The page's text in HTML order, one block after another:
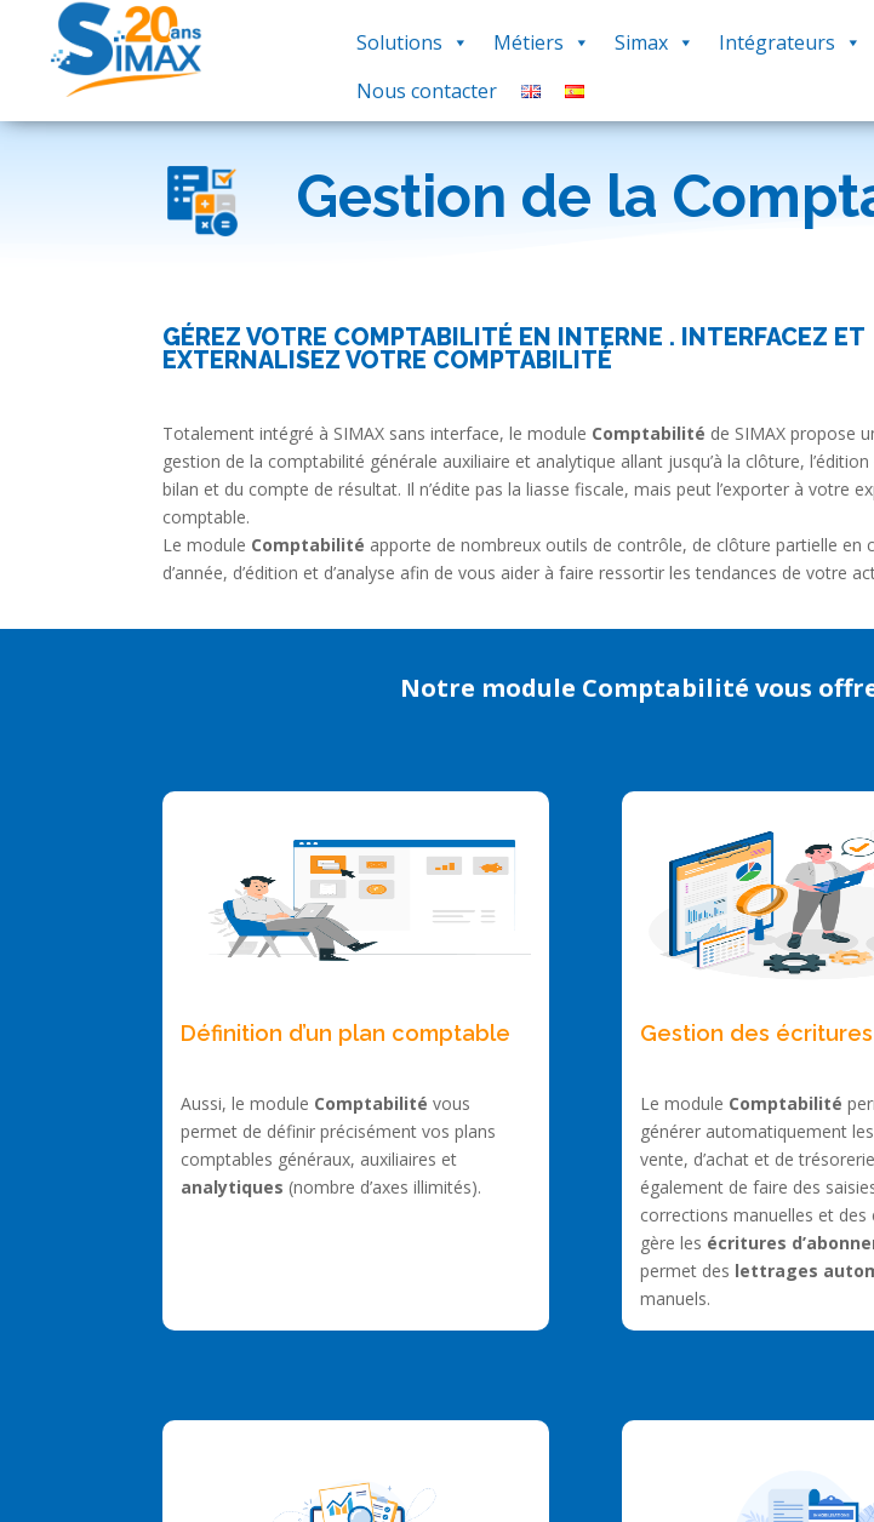
Solutions Métiers Simax Intégrateurs
Nous contacter
Gestion de la
GÉREZ VOTRE COMPTABILITÉ EN INTERNE . INTERFACEZ ET
EXTERNALISEZ VOTRE COMPTABILITÉ
Totalement intégré à SIMAX sans interface, le module Comptabilité de SIMAX propose
gestion de la comptabilité générale auxiliaire et analytique allant jusqu’à la clôture, l’édition
bilan et du compte de résultat. Il n’édite pas la liasse fiscale, mais peut l’exporter à votre
comptable.
Le module Comptabilité apporte de nombreux outils de contrôle, de clôture partielle en
d’année, d’édition et d’analyse afin de vous aider à faire ressortir les tendances de votre
Notre module Comptabilité vous
Définition d’un plan comptable
Aussi, le module Comptabilité vous
permet de définir précisément vos plans
comptables généraux, auxiliaires et
analytiques (nombre d’axes illimités).
Gestion des écritures
Le module Comptabilité
générer automatiquement
vente, d’achat et de
également de faire des
corrections manuelles et des
gère les écritures
permet des lettrages
manuels.